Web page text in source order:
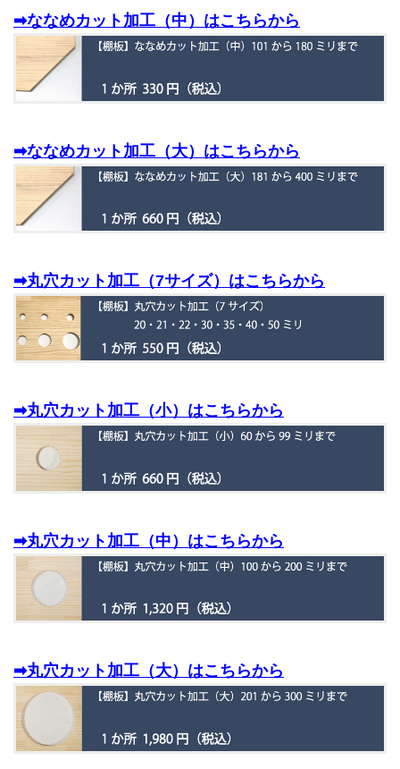
➡ななめカット加工（中）はこちらから
➡ななめカット加工（大）はこちらから
➡丸穴カット加工（7サイズ）はこちらから
➡丸穴カット加工（小）はこちらから
➡丸穴カット加工（中）はこちらから
➡丸穴カット加工（大）はこちらから